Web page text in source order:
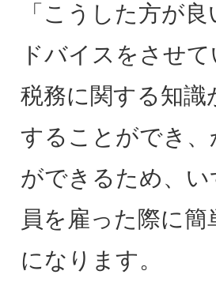
「こうした方が
ドバイスをさせ
税務に関する知
することができ
ができるため、
員を雇った際に
になります。